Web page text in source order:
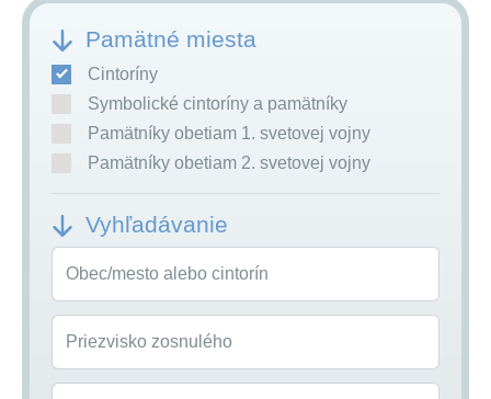
Pamätné miesta
Cintoríny
Symbolické cintoríny a pamätníky
Pamätníky obetiam 1. svetovej vojny
Pamätníky obetiam 2. svetovej vojny
Vyhľadávanie
Obec/mesto alebo cintorín
Priezvisko zosnulého